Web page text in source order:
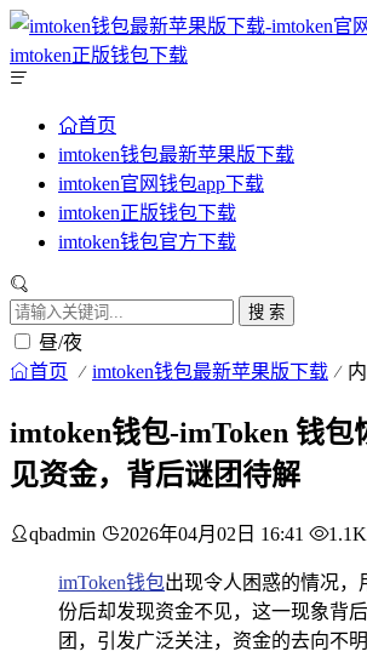
首页
imtoken钱包最新苹果版下载
imtoken官网钱包app下载
imtoken正版钱包下载
imtoken钱包官方下载
搜 索
昼/夜
首页 imtoken钱包最新苹果版下载
imtoken钱包-imToken 钱包
见资金，背后谜团待解
qbadmin 2026年04月02日 16:41 1.1K
imToken钱包出现令人困惑的情况，
份后却发现资金不见，这一现象背
团，引发广泛关注，资金的去向不